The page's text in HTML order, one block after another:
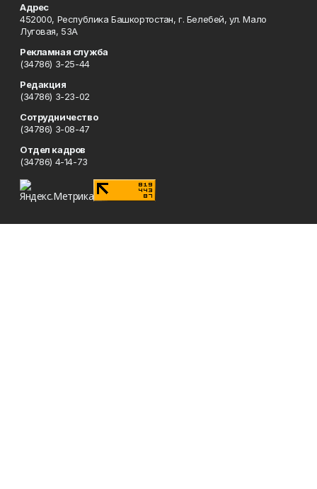
Адрес
452000, Республика Башкортостан, г. Белебей, ул. Мало
Луговая, 53А
Рекламная служба
(34786) 3-25-44
Редакция
(34786) 3-23-02
Сотрудничество
(34786) 3-08-47
Отдел кадров
(34786) 4-14-73